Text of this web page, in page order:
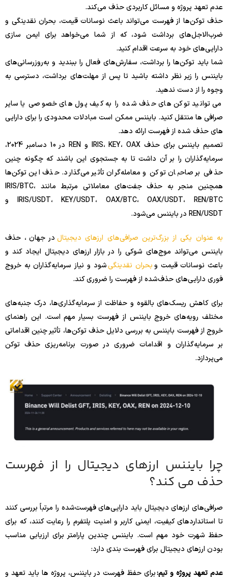
عدم تعهد پروژه و مسائل کاربردی حذف می‌کند.
حذف توکن‌ها از فهرست می‌تواند باعث نوسانات قیمت، بحران نقدینگی و
ضرب‌الاجل‌های برداشت شود، که از شما می‌خواهد برای ایمن سازی
دارایی‌های خود به سرعت اقدام کنید.
شما باید توکن‌ها را برداشت، سفارش‌های فعال را ببندید و به‌روزرسانی‌های
بایننس را زیر نظر داشته باشید تا پس از مهلت‌های برداشت، دسترسی به
وجوه را از دست ندهید.
می توانید توکن های حذف شده را به کیف پول های خصوصی یا سایر
صرافی ها منتقل کنید. بایننس ممکن است مبادلات محدودی را برای دارایی
های حذف شده از فهرست ارائه دهد.
تصمیم بایننس برای حذف IRIS، KEY، OAX و REN در 10 دسامبر 2024،
سرمایه‌گذاران را بر آن داشت تا به جستجوی این باشند که چگونه چنین
حذفی بر صاحبان توکن و معامله‌گران تأثیر می‌گذارد. حذف این توکن‌ها
همچنین منجر به حذف جفت‌های معاملاتی مرتبط مانند IRIS/BTC،
IRIS/USDT، KEY/USDT، OAX/BTC، OAX/USDT، REN/BTC و
REN/USDT در بایننس می‌شود.
به عنوان یکی از بزرگ‌ترین صرافی‌های ارزهای دیجیتالدر جهان ، حذف
بایننس می‌تواند موج‌های شوکی را در بازار ارزهای دیجیتال ایجاد کند و
باعث نوسانات قیمت وبحران نقدینگیشود و نیاز سرمایه‌گذاران به خروج
فوری دارایی‌های حذف‌شده از فهرست را ضروری کند.
برای کاهش ریسک‌های بالقوه و حفاظت از سرمایه‌گذاری‌ها، درک جنبه‌های
مختلف رویه‌های خروج بایننس از فهرست بسیار مهم است. این راهنمای
خروج از فهرست بایننس به بررسی دلایل حذف توکن‌ها، تأثیر چنین اقداماتی
بر سرمایه‌گذاران و اقدامات ضروری در صورت برنامه‌ریزی حذف توکن
می‌پردازد.
چرا بایننس ارزهای دیجیتال را از فهرست
حذف می کند؟
صرافی‌های ارزهای دیجیتال باید دارایی‌های فهرست‌شده را مرتباً بررسی کنند
تا استانداردهای کیفیت، ایمنی کاربر و امنیت پلتفرم را رعایت کنند، که برای
حفظ شهرت خود مهم است. بایننس چندین پارامتر برای ارزیابی مناسب
بودن ارزهای دیجیتال برای فهرست بندی دارد:
عدم تعهد پروژه و تیم:برای حفظ فهرست در بایننس، پروژه ها باید تعهد و